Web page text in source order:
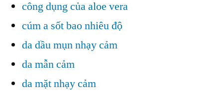
công dụng của aloe vera
cúm a sốt bao nhiêu độ
da dầu mụn nhạy cảm
da mẫn cảm
da mặt nhạy cảm